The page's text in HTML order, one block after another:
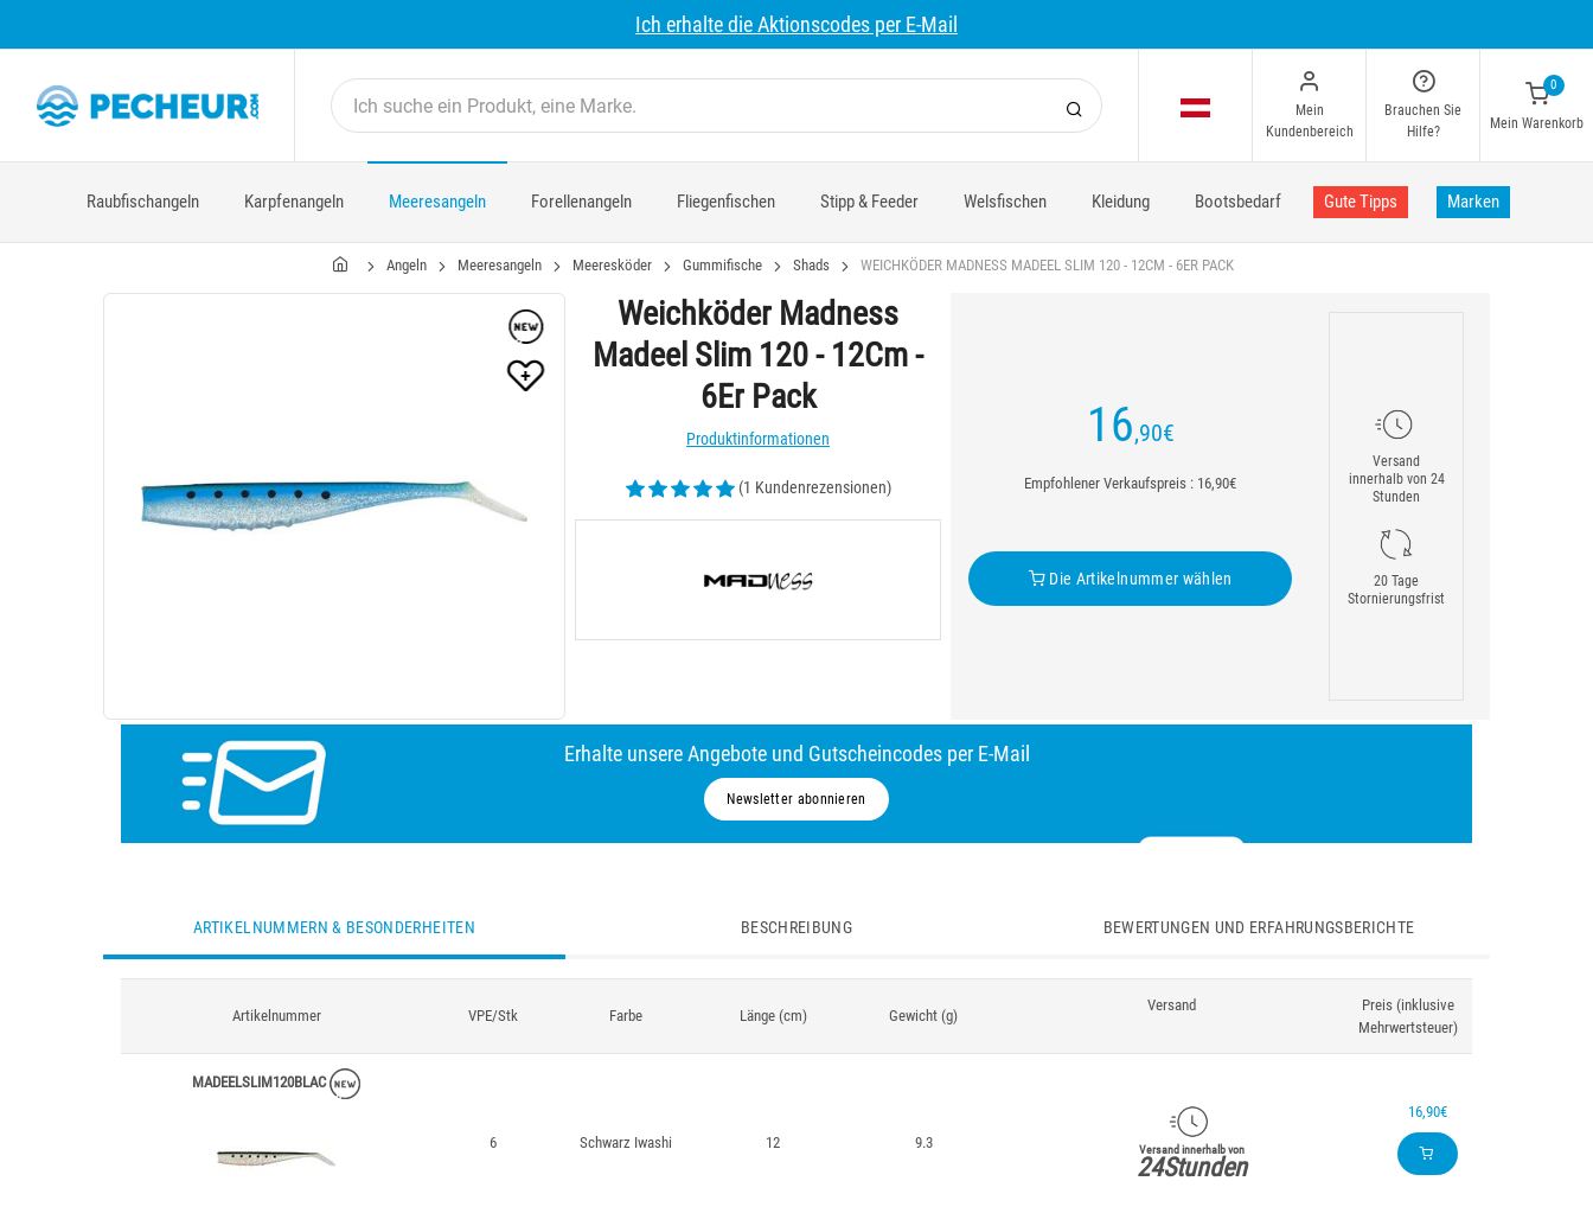
Ich erhalte die Aktionscodes per E-Mail
Mein
Kundenbereich
Brauchen Sie
Hilfe?
0
Mein Warenkorb
Raubfischangeln Karpfenangeln Meeresangeln Forellenangeln Fliegenfischen Stipp & Feeder Welsfischen Kleidung Bootsbedarf Gute Tipps Marken
Angeln Meeresangeln Meeresköder Gummifische Shads WEICHKÖDER MADNESS MADEEL SLIM 120 - 12CM - 6ER PACK
Weichköder Madness
Madeel Slim 120 - 12Cm -
6Er Pack
Produktinformationen
(1 Kundenrezensionen)
16,90€
Empfohlener Verkaufspreis : 16,90€
Die Artikelnummer wählen
Versand
innerhalb von 24
Stunden
20 Tage
Stornierungsfrist
Erhalte unsere Angebote und Gutscheincodes per E-Mail
Newsletter abonnieren
ARTIKELNUMMERN & BESONDERHEITEN BESCHREIBUNG BEWERTUNGEN UND ERFAHRUNGSBERICHTE
Artikelnummer VPE/Stk Farbe Länge (cm) Gewicht (g)
Versand
Preis (inklusive
Mehrwertsteuer)
MADEELSLIM120BLAC
6 Schwarz Iwashi 12 9.3 Versand innerhalb von
24Stunden
16,90€